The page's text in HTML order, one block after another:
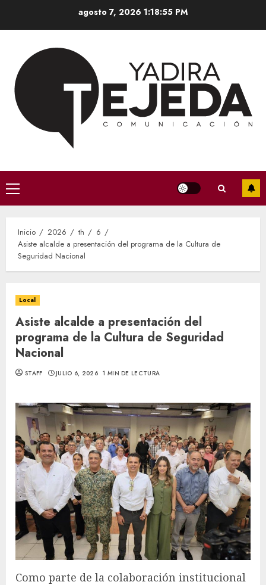
agosto 7, 2026 1:18:56 PM
Menú
principal
Inicio 2026 th
6
Asiste alcalde a presentación del programa de la Cultura de
Seguridad Nacional
Local
Asiste alcalde a presentación del
programa de la Cultura de Seguridad
Nacional
STAFF JULIO 6, 2026 1 MIN DE LECTURA
Como parte de la colaboración institucional